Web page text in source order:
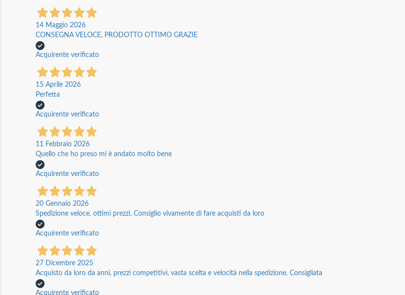
14 Maggio 2026
CONSEGNA VELOCE, PRODOTTO OTTIMO GRAZIE
Acquirente verificato
15 Aprile 2026
Perfetta
Acquirente verificato
11 Febbraio 2026
Quello che ho preso mi è andato molto bene
Acquirente verificato
20 Gennaio 2026
Spedizione veloce, ottimi prezzi. Consiglio vivamente di fare acquisti da loro
Acquirente verificato
27 Dicembre 2025
Acquisto da loro da anni, prezzi competitivi, vasta scelta e velocità nella spedizione. Consigliata
Acquirente verificato